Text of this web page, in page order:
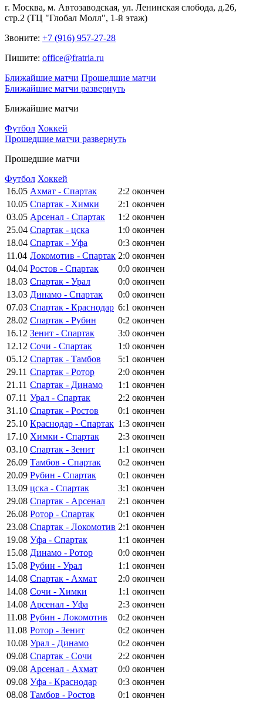
г. Москва, м. Автозаводская, ул. Ленинская слобода, д.26,
стр.2 (ТЦ "Глобал Молл", 1-й этаж)
Звоните: +7 (916) 957-27-28
Пишите: office@fratria.ru
Ближайшие матчи Прошедшие матчи
Ближайшие матчи развернуть
Ближайшие матчи
Футбол Хоккей
Прошедшие матчи развернуть
Прошедшие матчи
Футбол Хоккей
16.05 Ахмат - Спартак 2:2 окончен
10.05 Спартак - Химки 2:1 окончен
03.05 Арсенал - Спартак 1:2 окончен
25.04 Спартак - цска 1:0 окончен
18.04 Спартак - Уфа 0:3 окончен
11.04 Локомотив - Спартак 2:0 окончен
04.04 Ростов - Спартак 0:0 окончен
18.03 Спартак - Урал 0:0 окончен
13.03 Динамо - Спартак 0:0 окончен
07.03 Спартак - Краснодар 6:1 окончен
28.02 Спартак - Рубин 0:2 окончен
16.12 Зенит - Спартак 3:0 окончен
12.12 Сочи - Спартак 1:0 окончен
05.12 Спартак - Тамбов 5:1 окончен
29.11 Спартак - Ротор 2:0 окончен
21.11 Спартак - Динамо 1:1 окончен
07.11 Урал - Спартак 2:2 окончен
31.10 Спартак - Ростов 0:1 окончен
25.10 Краснодар - Спартак 1:3 окончен
17.10 Химки - Спартак 2:3 окончен
03.10 Спартак - Зенит 1:1 окончен
26.09 Тамбов - Спартак 0:2 окончен
20.09 Рубин - Спартак 0:1 окончен
13.09 цска - Спартак 3:1 окончен
29.08 Спартак - Арсенал 2:1 окончен
26.08 Ротор - Спартак 0:1 окончен
23.08 Спартак - Локомотив 2:1 окончен
19.08 Уфа - Спартак 1:1 окончен
15.08 Динамо - Ротор 0:0 окончен
15.08 Рубин - Урал 1:1 окончен
14.08 Спартак - Ахмат 2:0 окончен
14.08 Сочи - Химки 1:1 окончен
14.08 Арсенал - Уфа 2:3 окончен
11.08 Рубин - Локомотив 0:2 окончен
11.08 Ротор - Зенит 0:2 окончен
10.08 Урал - Динамо 0:2 окончен
09.08 Спартак - Сочи 2:2 окончен
09.08 Арсенал - Ахмат 0:0 окончен
09.08 Уфа - Краснодар 0:3 окончен
08.08 Тамбов - Ростов 0:1 окончен